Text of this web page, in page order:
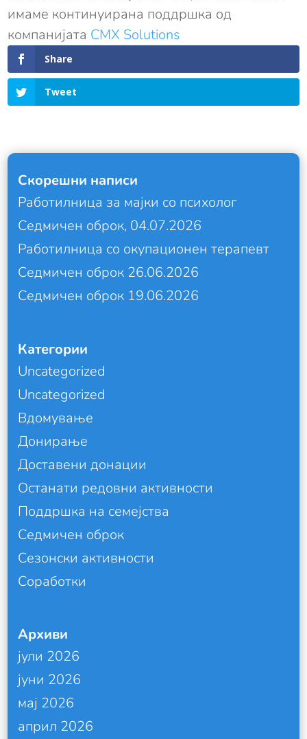
имаме континуирана поддршка од
компанијата CMX Solutions
Share
Tweet
Скорешни написи
Работилница за мајки со психолог
Седмичен оброк, 04.07.2026
Работилница со окупационен терапевт
Седмичен оброк 26.06.2026
Седмичен оброк 19.06.2026
Категории
Uncategorized
Uncategorized
Вдомување
Донирање
Доставени донации
Останати редовни активности
Поддршка на семејства
Седмичен оброк
Сезонски активности
Соработки
Архиви
јули 2026
јуни 2026
мај 2026
април 2026